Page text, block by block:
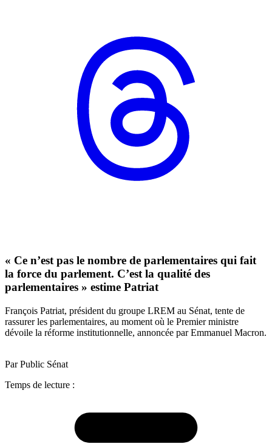
« Ce n’est pas le nombre de parlementaires qui fait
la force du parlement. C’est la qualité des
parlementaires » estime Patriat
François Patriat, président du groupe LREM au Sénat, tente de
rassurer les parlementaires, au moment où le Premier ministre
dévoile la réforme institutionnelle, annoncée par Emmanuel Macron.
Par Public Sénat
Temps de lecture :